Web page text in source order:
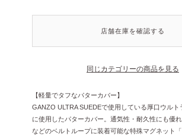
店舗在庫を確認する
同じカテゴリーの商品を見る
【軽量でタフなパターカバー】
GANZO ULTRA SUEDEで使用している厚口ウルト
に使用したパターカバー。通気性・耐久性にも優
などのベルトループに装着可能な特殊マグネット